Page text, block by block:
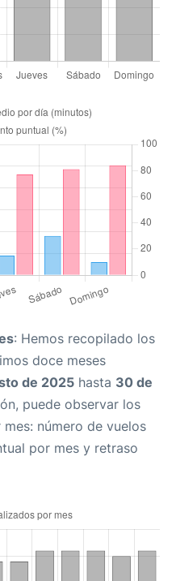
: Hemos recopilado los
doce meses
de 2025 hasta 30 de
puede observar los
número de vuelos
por mes y retraso